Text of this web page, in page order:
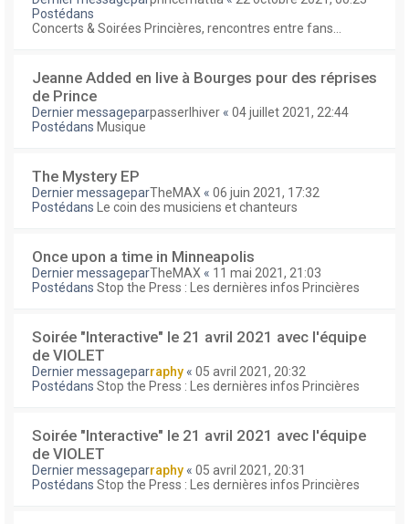
Postédans
Concerts & Soirées Princières, rencontres entre fans...
Jeanne Added en live à Bourges pour des réprises
de Prince
Dernier messageparpasserlhiver « 04 juillet 2021, 22:44
Postédans Musique
The Mystery EP
Dernier messageparTheMAX « 06 juin 2021, 17:32
Postédans
Le coin des musiciens et chanteurs
Once upon a time in Minneapolis
Dernier messageparTheMAX « 11 mai 2021, 21:03
Postédans Stop the Press : Les dernières infos Princières
Soirée "Interactive" le 21 avril 2021 avec l'équipe
de VIOLET
Dernier messageparraphy « 05 avril 2021, 20:32
Postédans Stop the Press : Les dernières infos Princières
Soirée "Interactive" le 21 avril 2021 avec l'équipe
de VIOLET
Dernier messageparraphy « 05 avril 2021, 20:31
Postédans Stop the Press : Les dernières infos Princières